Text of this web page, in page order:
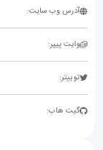
آدرس وب سایت:
وایت پیپر:
توییتر:
گیت هاب: